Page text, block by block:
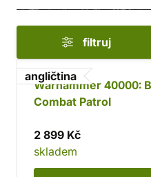
Velké křížové výpravy, a
přístupem a
heretikům a xenos.
filtruj
angličtina
Warhammer 40000:
Combat Patrol
2 899 Kč
skladem